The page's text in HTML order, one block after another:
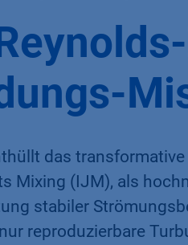
das
Mixing (IJM), als
stabiler
reproduzierbare